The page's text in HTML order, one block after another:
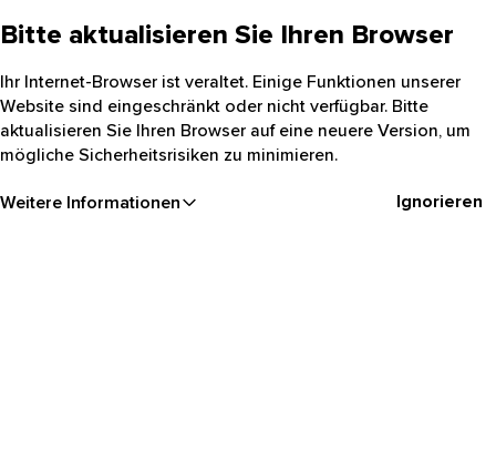
Bitte aktualisieren Sie Ihren Browser
Ihr Internet-Browser ist veraltet. Einige Funktionen unserer
Website sind eingeschränkt oder nicht verfügbar. Bitte
aktualisieren Sie Ihren Browser auf eine neuere Version, um
mögliche Sicherheitsrisiken zu minimieren.
Weitere Informationen Ignorieren